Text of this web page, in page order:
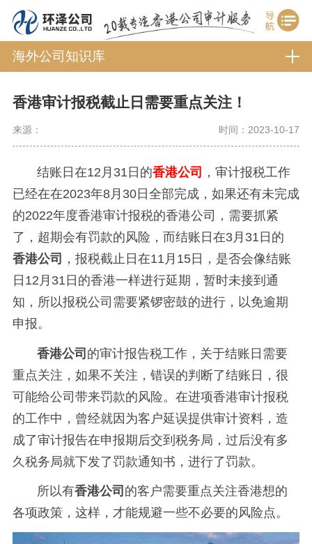
海外公司知识库
香港审计报税截止日需要重点关注！
来源： 时间：2023-10-17
结账日在12月31日的香港公司 ，审计报税工作
已经在在2023年8月30日全部完成，如果还有未完成
的2022年度香港审计报税的香港公司，需要抓紧
了，超期会有罚款的风险，而结账日在3月31日的
香港公司 ，报税截止日在11月15日，是否会像结账
日12月31日的香港一样进行延期，暂时未接到通
知，所以报税公司需要紧锣密鼓的进行，以免逾期
申报。
香港公司 的审计报告税工作，关于结账日需要
重点关注，如果不关注，错误的判断了结账日，很
可能给公司带来罚款的风险。 在进项香港审计报税
的工作中，曾经就因为客户延误提供审计资料，造
成了审计报告在申报期后交到税务局，过后没有多
久税务局就下发了罚款通知书，进行了罚款。
所以有香港公司 的客户需要重点关注香港想的
各项政策，这样，才能规避一些不必要的风险点。